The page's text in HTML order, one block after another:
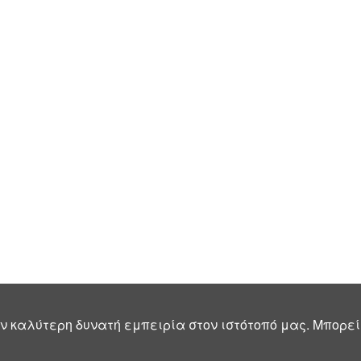
δυνατή εμπειρία στον ιστότοπό μας.